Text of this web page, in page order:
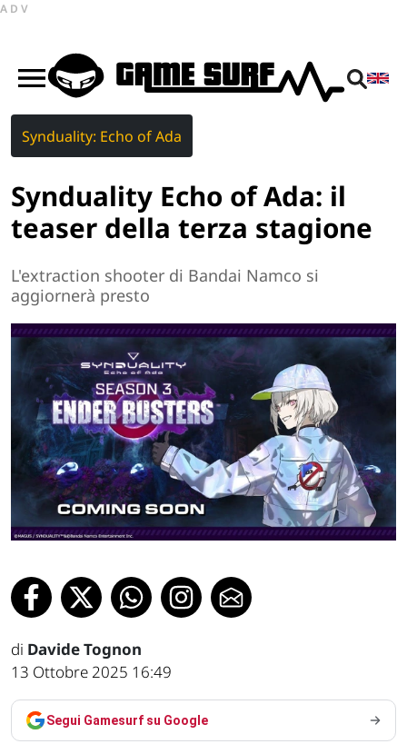
ADV
Synduality: Echo of Ada
Synduality Echo of Ada: il
teaser della terza stagione
L'extraction shooter di Bandai Namco si
aggiornerà presto
di Davide Tognon
13 Ottobre 2025 16:49
Segui Gamesurf su Google